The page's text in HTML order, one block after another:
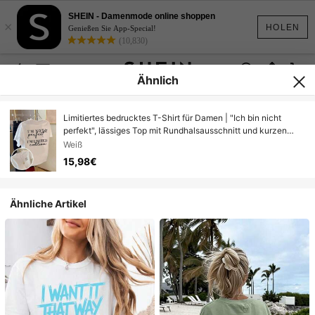
HOLEN
×
SHEIN - Damenmode online shoppen
Genießen Sie App-Special!
(10,830)
Ähnlich
Limitiertes bedrucktes T-Shirt für Damen | "Ich bin nicht
perfekt", lässiges Top mit Rundhalsausschnitt und kurzen
Ärmeln für Frühling und Sommer. Weißes Sommeroutfit für
Damen. Festival-Outfits
Weiß
15,98€
Ähnliche Artikel